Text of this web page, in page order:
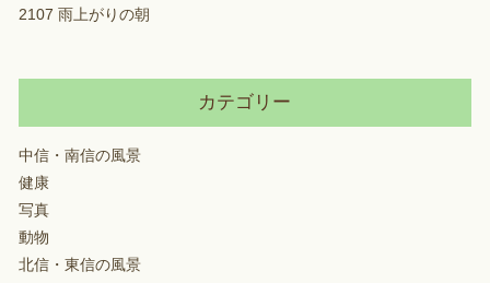
2107 雨上がりの朝
カテゴリー
中信・南信の風景
健康
写真
動物
北信・東信の風景